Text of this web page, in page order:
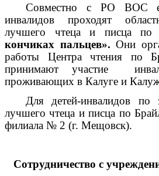
Совместно с РО ВОС
инвалидов проходят
лучшего чтеца и писца по
кончиках пальцев».Они
работы Центра чтения по
принимают участие
проживающих в Калуге и
Для детей-инвалидов
лучшего чтеца и писца по
филиала № 2 (г. Мещовск).
Сотрудничество с